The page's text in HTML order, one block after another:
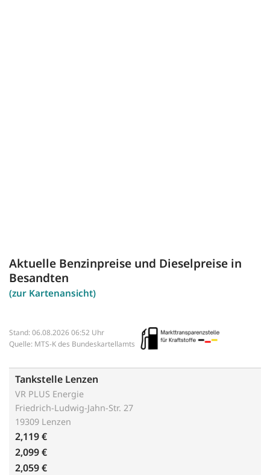
Aktuelle Benzinpreise und Dieselpreise in
Besandten
(zur Kartenansicht)
Stand: 06.08.2026 06:52 Uhr
Quelle: MTS-K des Bundeskartellamts
Tankstelle Lenzen
VR PLUS Energie
Friedrich-Ludwig-Jahn-Str. 27
19309 Lenzen
2,119 €
2,099 €
2,059 €